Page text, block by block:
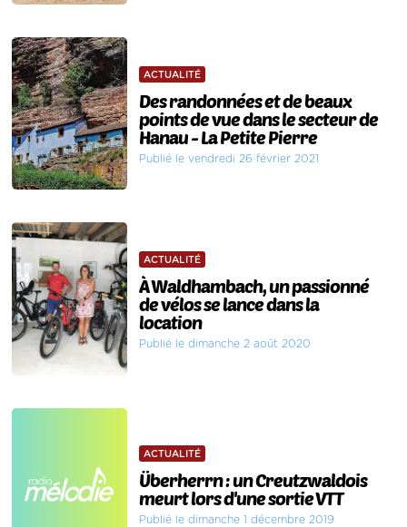
ACTUALITÉ
Des randonnées et de beaux
points de vue dans le secteur de
Hanau - La Petite Pierre
Publié le vendredi 26 février 2021
ACTUALITÉ
À Waldhambach, un passionné
de vélos se lance dans la
location
Publié le dimanche 2 août 2020
ACTUALITÉ
Überherrn : un Creutzwaldois
meurt lors d'une sortie VTT
Publié le dimanche 1 décembre 2019